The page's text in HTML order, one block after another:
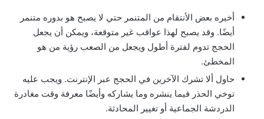
أخبره بعض الأنتقام من المتنمر حتي لا يصبح هو بدوره متنمر
أيضًا. وقد يصبح لهذا عواقب غير متوقعة، ويمكن أن يجعل
الحجج تدوم لفترة أطول ويجعل من الصعب رؤية من هو
المخطئ.
حاول ألا تشرك الآخرين في الحجج عبر الإنترنت. ويجب عليه
توخي الحذر فيما ينشره وما يشاركه وأيضًا معرفة وقت مغادرة
الدردشة الجماعية أو تغيير المحادثة.